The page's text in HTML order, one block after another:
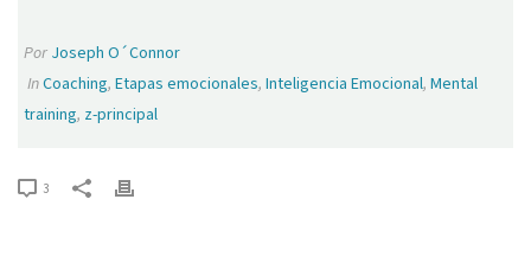
Por Joseph O´Connor
InCoaching, Etapas emocionales, Inteligencia Emocional, Mental
training, z-principal
3